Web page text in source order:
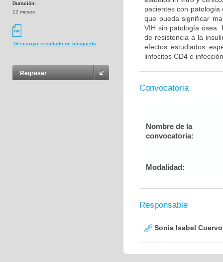
Duración:
12 meses
Descargar resultado de búsqueda
Regresar
pacientes con
que pueda significar
VIH sin patología ósea.
de resistencia a la
efectos estudiados
linfocitos CD4 e
Convocatoria
Nombre de la
convocatoria:
Modalidad:
Responsable
Sonia Isabel